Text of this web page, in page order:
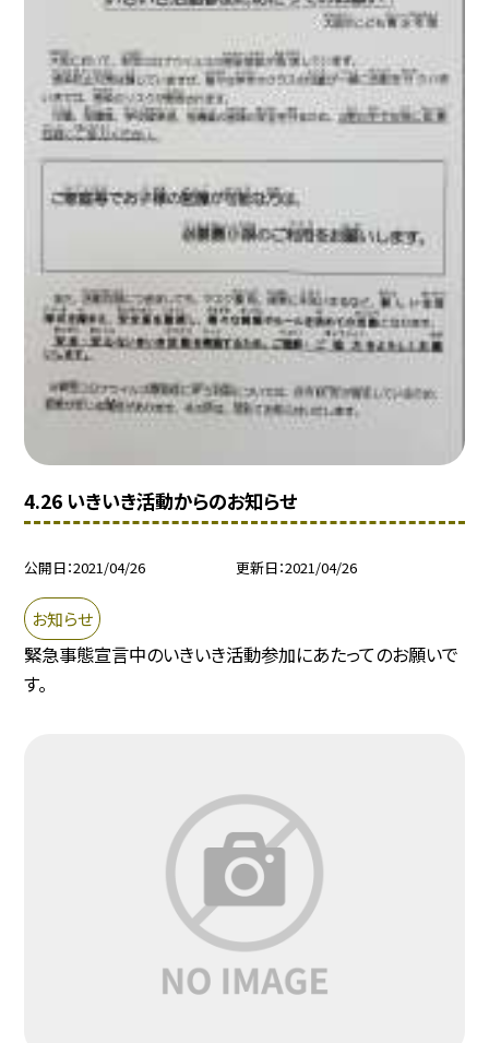
4.26 いきいき活動からのお知らせ
公開日 2021/04/26 更新日 2021/04/26
お知らせ
緊急事態宣言中のいきいき活動参加にあたってのお願いで
す。